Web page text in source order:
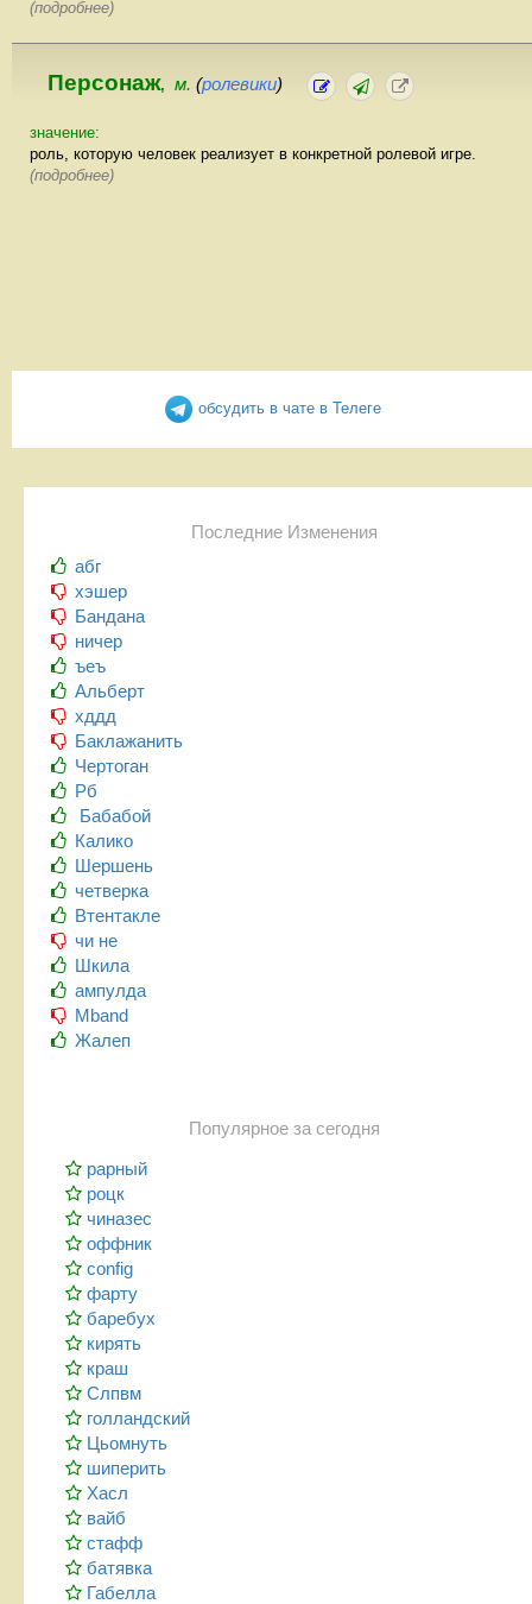
(подробнее)
Персонаж, м. (ролевики)
значение:
роль, которую человек реализует в конкретной ролевой игре.
(подробнее)
обсудить в чате в Телеге
Последние Изменения
абг
хэшер
Бандана
ничер
ъеъ
Альберт
хддд
Баклажанить
Чертоган
Рб
Бабабой
Калико
Шершень
четверка
Втентакле
чи не
Шкила
ампулда
Mband
Жалеп
Популярное за сегодня
рарный
роцк
чиназес
оффник
config
фарту
баребух
кирять
краш
Слпвм
голландский
Цьомнуть
шиперить
Хасл
вайб
стафф
батявка
Габелла